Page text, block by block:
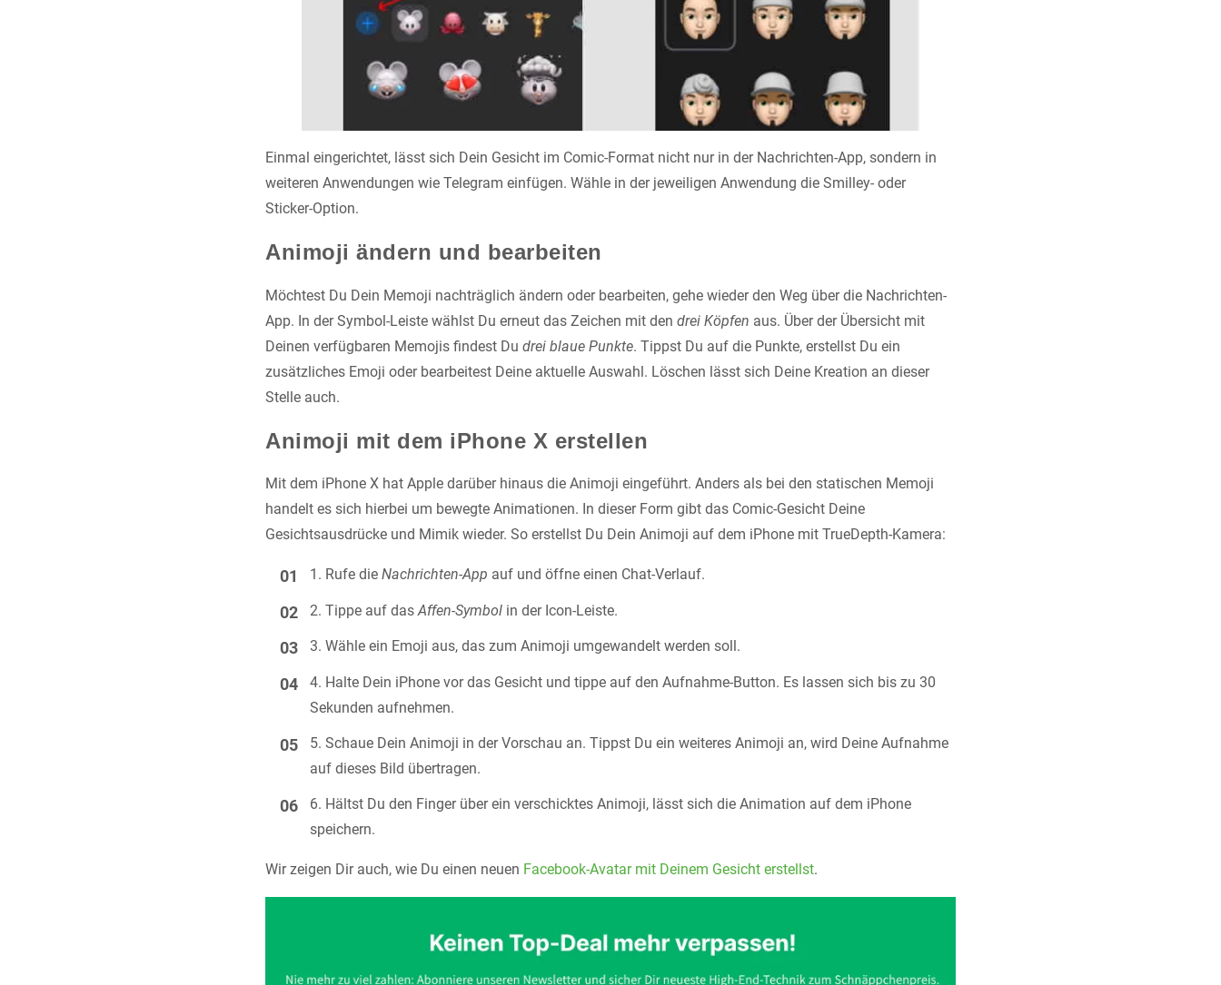
Einmal eingerichtet, lässt sich Dein Gesicht im Comic-Format nicht nur in der Nachrichten-App, sondern in
weiteren Anwendungen wie Telegram einfügen. Wähle in der jeweiligen Anwendung die Smilley- oder
Sticker-Option.
Animoji ändern und bearbeiten
Möchtest Du Dein Memoji nachträglich ändern oder bearbeiten, gehe wieder den Weg über die Nachrichten-
App. In der Symbol-Leiste wählst Du erneut das Zeichen mit den drei Köpfen aus. Über der Übersicht mit
Deinen verfügbaren Memojis findest Du drei blaue Punkte. Tippst Du auf die Punkte, erstellst Du ein
zusätzliches Emoji oder bearbeitest Deine aktuelle Auswahl. Löschen lässt sich Deine Kreation an dieser
Stelle auch.
Animoji mit dem iPhone X erstellen
Mit dem iPhone X hat Apple darüber hinaus die Animoji eingeführt. Anders als bei den statischen Memoji
handelt es sich hierbei um bewegte Animationen. In dieser Form gibt das Comic-Gesicht Deine
Gesichtsausdrücke und Mimik wieder. So erstellst Du Dein Animoji auf dem iPhone mit TrueDepth-Kamera:
Rufe dieNachrichten-App auf und öffne einen Chat-Verlauf.
Tippe auf dasAffen-Symbol in der Icon-Leiste.
Wähle ein Emoji aus, das zum Animoji umgewandelt werden soll.
Halte Dein iPhone vor das Gesicht und tippe auf den Aufnahme-Button. Es lassen sich bis zu 30
Sekunden aufnehmen.
Schaue Dein Animoji in der Vorschau an. Tippst Du ein weiteres Animoji an, wird Deine Aufnahme
auf dieses Bild übertragen.
Hältst Du den Finger über ein verschicktes Animoji, lässt sich die Animation auf dem iPhone
speichern.
Wir zeigen Dir auch, wie Du einen neuen Facebook-Avatar mit Deinem Gesicht erstellst.